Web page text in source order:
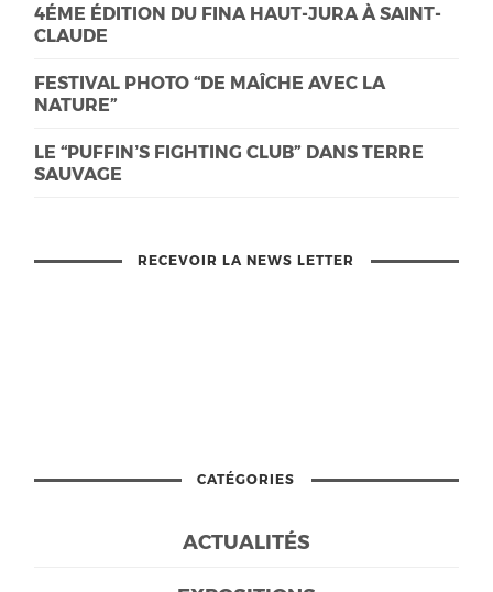
4ÉME ÉDITION DU FINA HAUT-JURA À SAINT-
CLAUDE
FESTIVAL PHOTO “DE MAÎCHE AVEC LA
NATURE”
LE “PUFFIN’S FIGHTING CLUB” DANS TERRE
SAUVAGE
RECEVOIR LA NEWS LETTER
CATÉGORIES
ACTUALITÉS